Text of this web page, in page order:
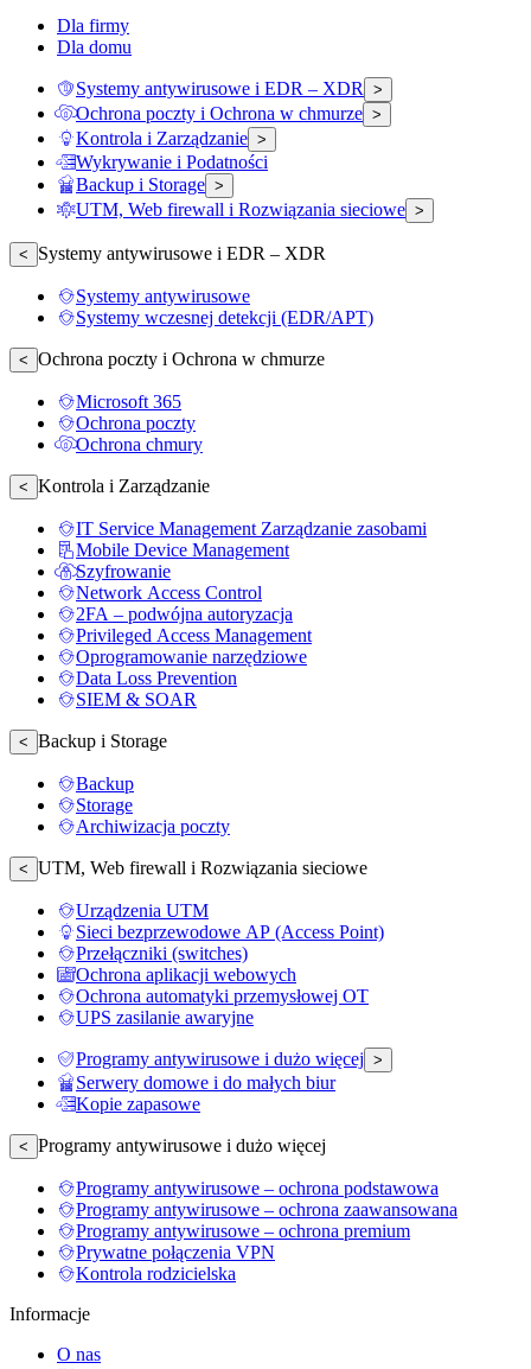
Dla firmy
Dla domu
Systemy antywirusowe i EDR – XDR >
Ochrona poczty i Ochrona w chmurze >
Kontrola i Zarządzanie >
Wykrywanie i Podatności
Backup i Storage >
UTM, Web firewall i Rozwiązania sieciowe >
< Systemy antywirusowe i EDR – XDR
Systemy antywirusowe
Systemy wczesnej detekcji (EDR/APT)
< Ochrona poczty i Ochrona w chmurze
Microsoft 365
Ochrona poczty
Ochrona chmury
< Kontrola i Zarządzanie
IT Service Management Zarządzanie zasobami
Mobile Device Management
Szyfrowanie
Network Access Control
2FA – podwójna autoryzacja
Privileged Access Management
Oprogramowanie narzędziowe
Data Loss Prevention
SIEM & SOAR
< Backup i Storage
Backup
Storage
Archiwizacja poczty
< UTM, Web firewall i Rozwiązania sieciowe
Urządzenia UTM
Sieci bezprzewodowe AP (Access Point)
Przełączniki (switches)
Ochrona aplikacji webowych
Ochrona automatyki przemysłowej OT
UPS zasilanie awaryjne
Programy antywirusowe i dużo więcej >
Serwery domowe i do małych biur
Kopie zapasowe
< Programy antywirusowe i dużo więcej
Programy antywirusowe – ochrona podstawowa
Programy antywirusowe – ochrona zaawansowana
Programy antywirusowe – ochrona premium
Prywatne połączenia VPN
Kontrola rodzicielska
Informacje
O nas